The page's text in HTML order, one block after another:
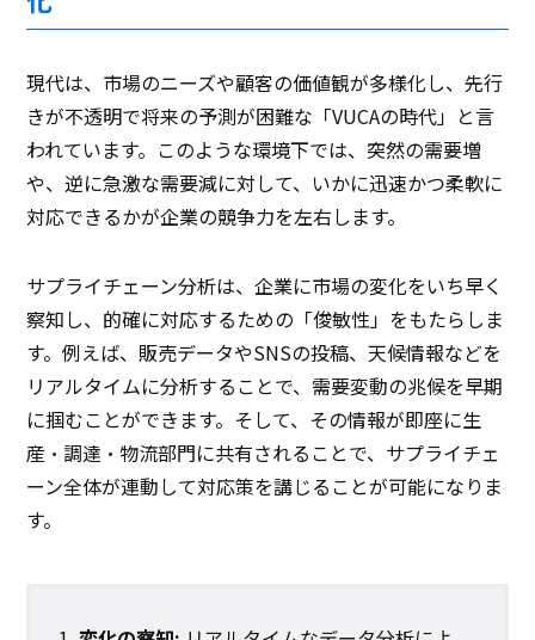
現代は、市場のニーズや顧客の価値観が多様化し、先行
きが不透明で将来の予測が困難な「VUCAの時代」と言
われています。このような環境下では、突然の需要増
や、逆に急激な需要減に対して、いかに迅速かつ柔軟に
対応できるかが企業の競争力を左右します。
サプライチェーン分析は、企業に市場の変化をいち早く
察知し、的確に対応するための「俊敏性」をもたらしま
す。例えば、販売データやSNSの投稿、天候情報などを
リアルタイムに分析することで、需要変動の兆候を早期
に掴むことができます。そして、その情報が即座に生
産・調達・物流部門に共有されることで、サプライチェ
ーン全体が連動して対応策を講じることが可能になりま
す。